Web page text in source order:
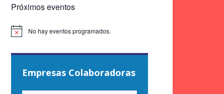
Próximos eventos
Aviso No hay eventos programados.
Empresas Colaboradoras